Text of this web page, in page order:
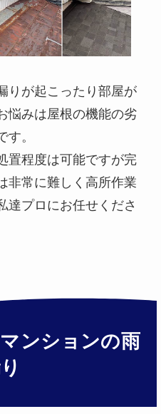
りが起こったり部屋が
悩みは屋根の機能の劣
。
置程度は可能ですが完
非常に難しく高所作業
達プロにお任せくださ
ンションの雨